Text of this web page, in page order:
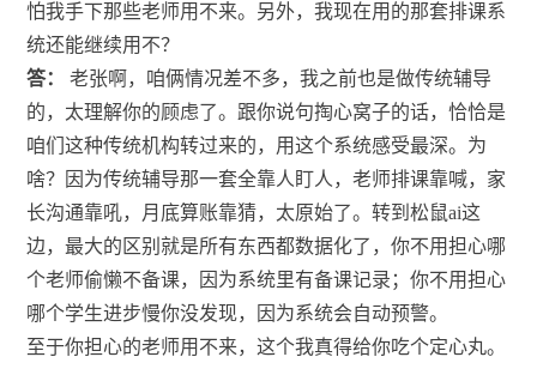
怕我手下那些老师用不来。另外，我现在用的那套排课系
统还能继续用不？
答：
老张啊，咱俩情况差不多，我之前也是做传统辅导
的，太理解你的顾虑了。跟你说句掏心窝子的话，恰恰是
咱们这种传统机构转过来的，用这个系统感受最深。为
啥？因为传统辅导那一套全靠人盯人，老师排课靠喊，家
长沟通靠吼，月底算账靠猜，太原始了。转到松鼠ai这
边，最大的区别就是所有东西都数据化了，你不用担心哪
个老师偷懒不备课，因为系统里有备课记录；你不用担心
哪个学生进步慢你没发现，因为系统会自动预警。
至于你担心的老师用不来，这个我真得给你吃个定心丸。